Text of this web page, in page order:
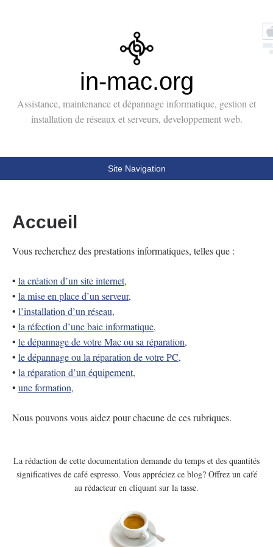
in-mac.org
Assistance, maintenance et dépannage informatique, gestion et
installation de réseaux et serveurs, developpement web.
Site Navigation
Accueil
Vous recherchez des prestations informatiques, telles que :
• la création d’un site internet,
• la mise en place d’un serveur,
• l’installation d’un réseau,
• la réfection d’une baie informatique,
• le dépannage de votre Mac ou sa réparation,
• le dépannage ou la réparation de votre PC,
• la réparation d’un équipement,
• une formation,
Nous pouvons vous aidez pour chacune de ces rubriques.
La rédaction de cette documentation demande du temps et des quantités
significatives de café espresso. Vous appréciez ce blog? Offrez un café
au rédacteur en cliquant sur la tasse.